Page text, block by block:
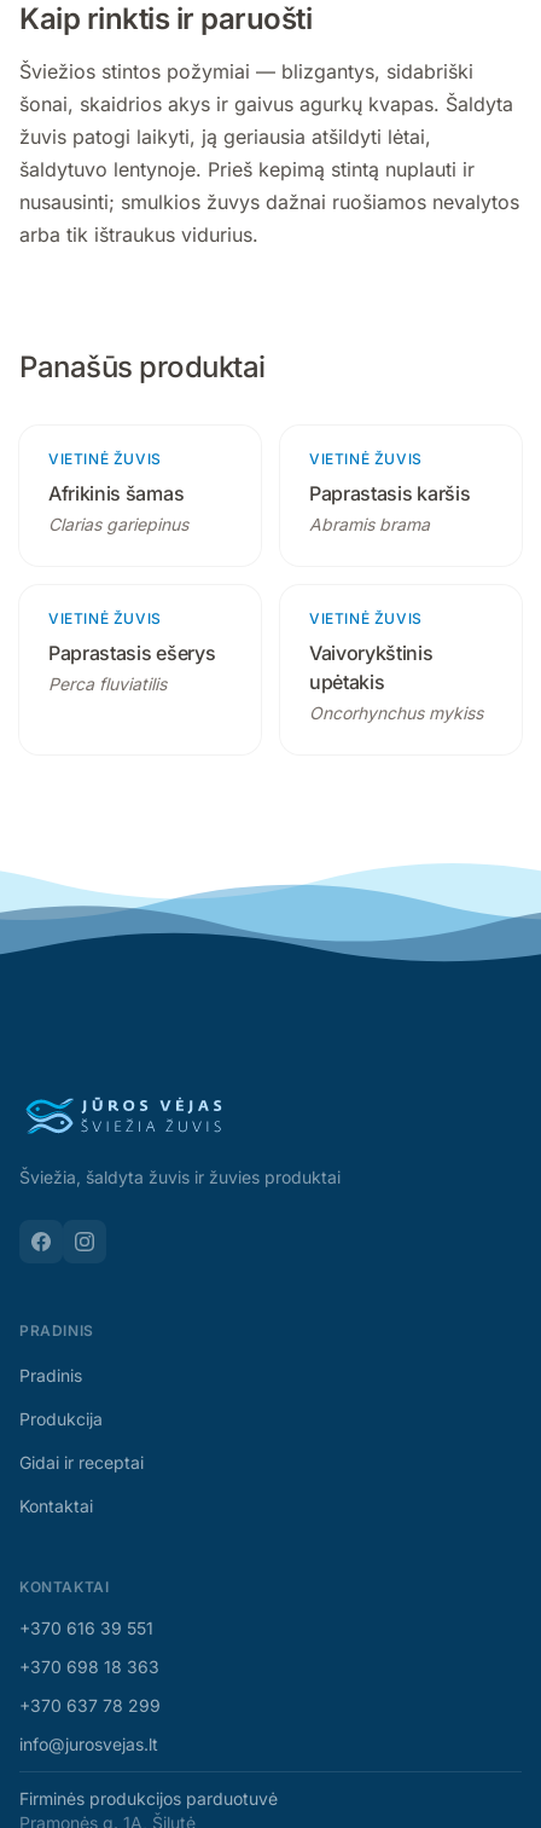
Kaip rinktis ir paruošti
Šviežios stintos požymiai — blizgantys, sidabriški
šonai, skaidrios akys ir gaivus agurkų kvapas. Šaldyta
žuvis patogi laikyti, ją geriausia atšildyti lėtai,
šaldytuvo lentynoje. Prieš kepimą stintą nuplauti ir
nusausinti; smulkios žuvys dažnai ruošiamos nevalytos
arba tik ištraukus vidurius.
Panašūs produktai
3 produktai
VIETINĖ ŽUVIS
Afrikinis šamas
Clarias gariepinus
4 produktai
VIETINĖ ŽUVIS
Paprastasis karšis
Abramis brama
2 produktai
VIETINĖ ŽUVIS
Paprastasis ešerys
Perca fluviatilis
3 produktai
VIETINĖ ŽUVIS
Vaivorykštinis
upėtakis
Oncorhynchus mykiss
Šviežia, šaldyta žuvis ir žuvies produktai
PRADINIS
Pradinis
Produkcija
Gidai ir receptai
Kontaktai
KONTAKTAI
+370 616 39 551
+370 698 18 363
+370 637 78 299
info@jurosvejas.lt
Firminės produkcijos parduotuvė
Pramonės g. 1A, Šilutė